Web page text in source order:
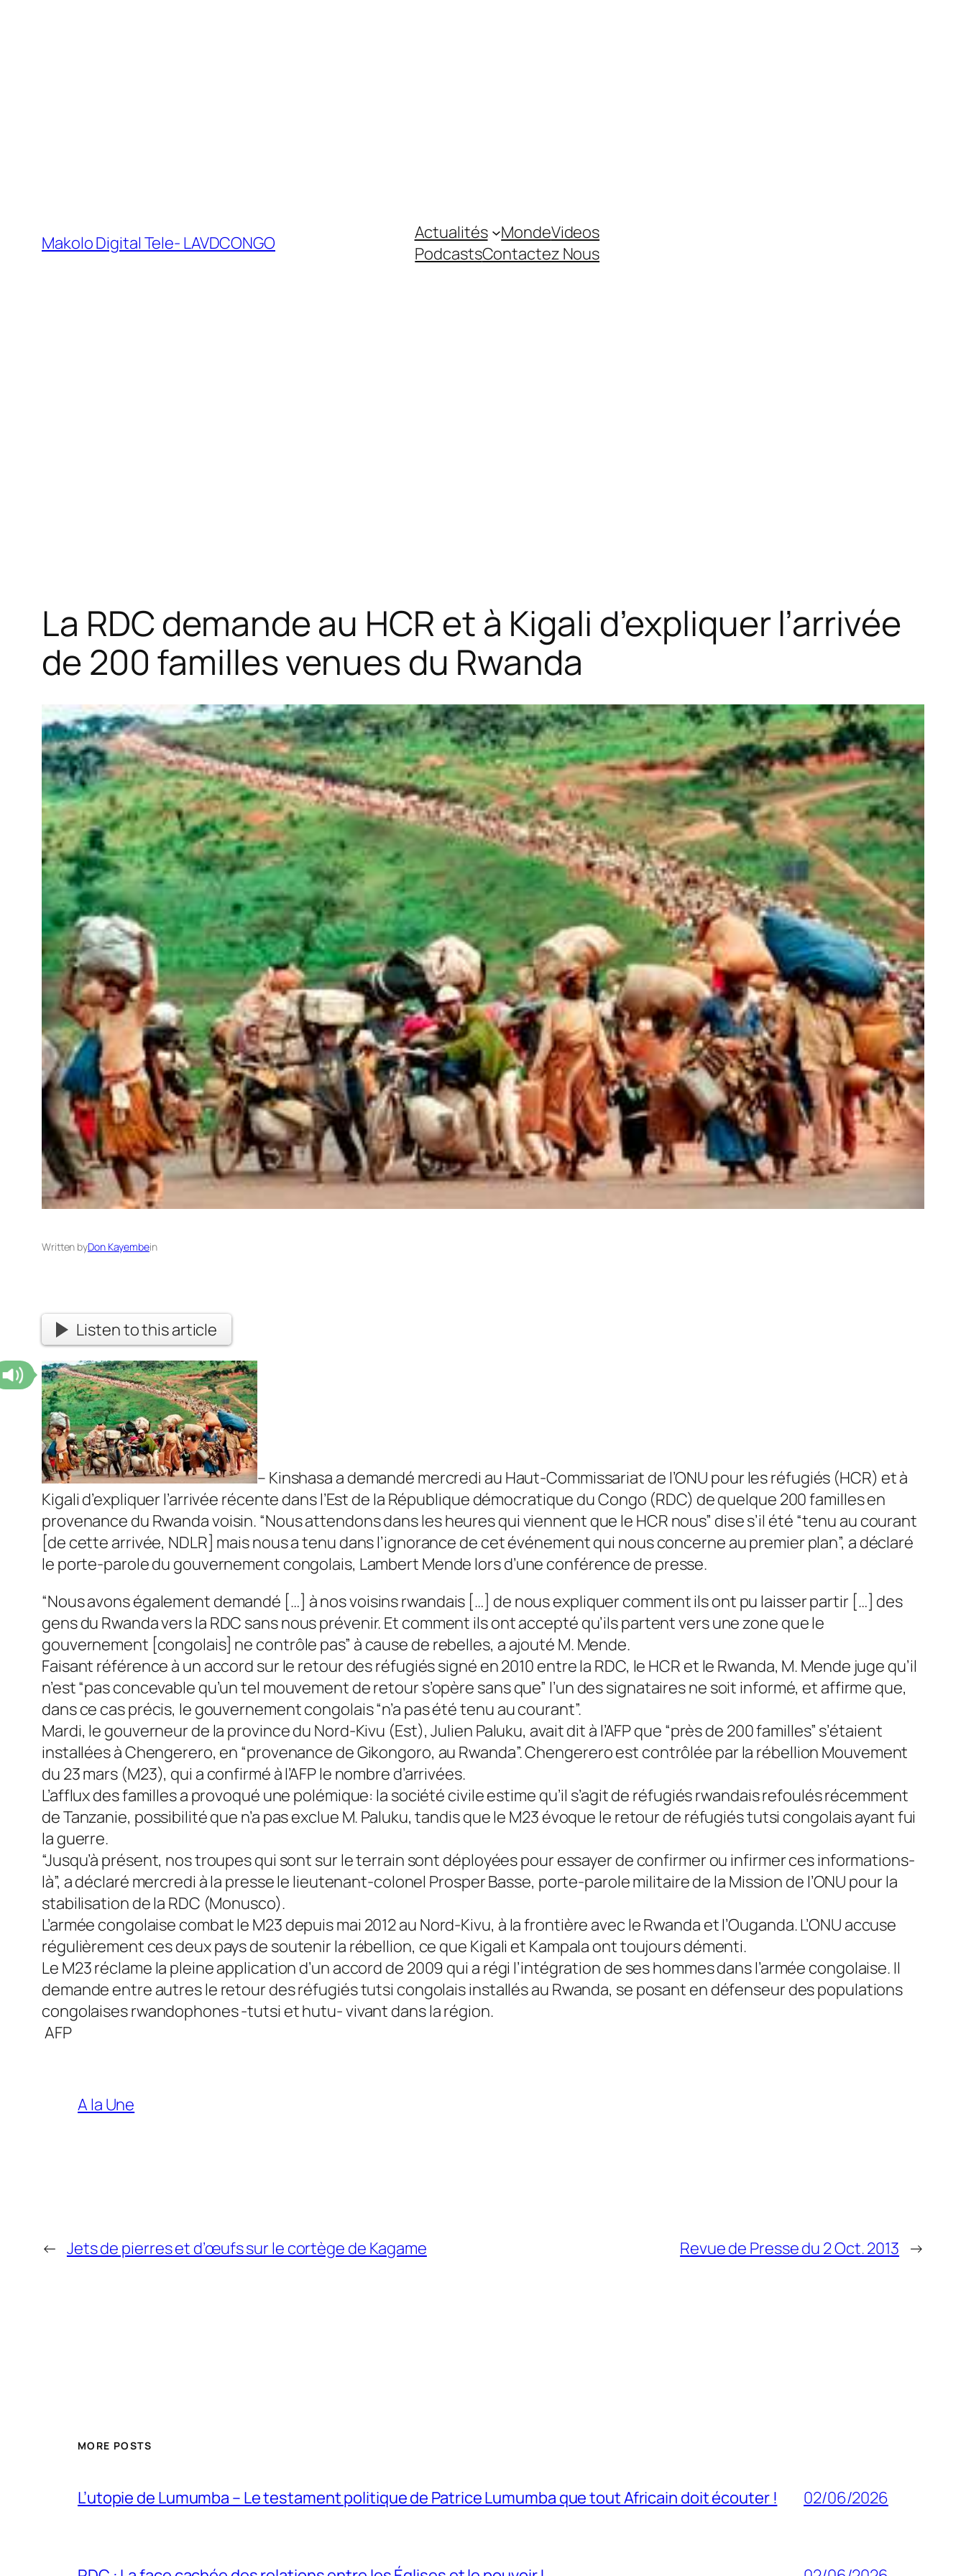
Makolo Digital Tele- LAVDCONGO Actualités MondeVideos
PodcastsContactez Nous
La RDC demande au HCR et à Kigali d’expliquer l’arrivée
de 200 familles venues du Rwanda
Written byDon Kayembein
Listen to this article
– Kinshasa a demandé mercredi au Haut-Commissariat de l’ONU pour les réfugiés (HCR) et à
Kigali d’expliquer l’arrivée récente dans l’Est de la République démocratique du Congo (RDC) de quelque 200 familles en
provenance du Rwanda voisin. “Nous attendons dans les heures qui viennent que le HCR nous” dise s’il été “tenu au courant
[de cette arrivée, NDLR] mais nous a tenu dans l’ignorance de cet événement qui nous concerne au premier plan”, a déclaré
le porte-parole du gouvernement congolais, Lambert Mende lors d’une conférence de presse.
“Nous avons également demandé […] à nos voisins rwandais […] de nous expliquer comment ils ont pu laisser partir […] des
gens du Rwanda vers la RDC sans nous prévenir. Et comment ils ont accepté qu’ils partent vers une zone que le
gouvernement [congolais] ne contrôle pas” à cause de rebelles, a ajouté M. Mende.
Faisant référence à un accord sur le retour des réfugiés signé en 2010 entre la RDC, le HCR et le Rwanda, M. Mende juge qu’il
n’est “pas concevable qu’un tel mouvement de retour s’opère sans que” l’un des signataires ne soit informé, et affirme que,
dans ce cas précis, le gouvernement congolais “n’a pas été tenu au courant”.
Mardi, le gouverneur de la province du Nord-Kivu (Est), Julien Paluku, avait dit à l’AFP que “près de 200 familles” s’étaient
installées à Chengerero, en “provenance de Gikongoro, au Rwanda”. Chengerero est contrôlée par la rébellion Mouvement
du 23 mars (M23), qui a confirmé à l’AFP le nombre d’arrivées.
L’afflux des familles a provoqué une polémique: la société civile estime qu’il s’agit de réfugiés rwandais refoulés récemment
de Tanzanie, possibilité que n’a pas exclue M. Paluku, tandis que le M23 évoque le retour de réfugiés tutsi congolais ayant fui
la guerre.
“Jusqu’à présent, nos troupes qui sont sur le terrain sont déployées pour essayer de confirmer ou infirmer ces informations-
là”, a déclaré mercredi à la presse le lieutenant-colonel Prosper Basse, porte-parole militaire de la Mission de l’ONU pour la
stabilisation de la RDC (Monusco).
L’armée congolaise combat le M23 depuis mai 2012 au Nord-Kivu, à la frontière avec le Rwanda et l’Ouganda. L’ONU accuse
régulièrement ces deux pays de soutenir la rébellion, ce que Kigali et Kampala ont toujours démenti.
Le M23 réclame la pleine application d’un accord de 2009 qui a régi l’intégration de ses hommes dans l’armée congolaise. Il
demande entre autres le retour des réfugiés tutsi congolais installés au Rwanda, se posant en défenseur des populations
congolaises rwandophones -tutsi et hutu- vivant dans la région.
AFP
A la Une
← Jets de pierres et d’œufs sur le cortège de Kagame Revue de Presse du 2 Oct. 2013 →
MORE POSTS
L’utopie de Lumumba – Le testament politique de Patrice Lumumba que tout Africain doit écouter ! 02/06/2026